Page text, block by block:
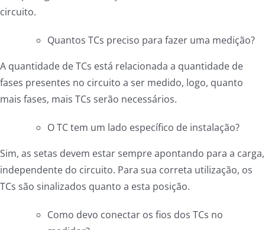
circuito.
Quantos TCs preciso para fazer uma medição?
A quantidade de TCs está relacionada a quantidade de
fases presentes no circuito a ser medido, logo, quanto
mais fases, mais TCs serão necessários.
O TC tem um lado específico de instalação?
Sim, as setas devem estar sempre apontando para a carga,
independente do circuito. Para sua correta utilização, os
TCs são sinalizados quanto a esta posição.
Como devo conectar os fios dos TCs no